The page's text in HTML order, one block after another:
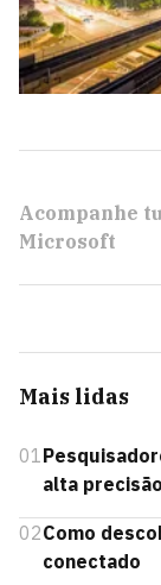
Acompanhe
Microsoft
Mais lidas
01
alta
02Como
conectado